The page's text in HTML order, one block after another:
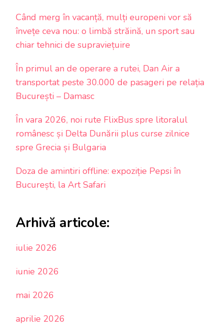
Când merg în vacanță, mulți europeni vor să
învețe ceva nou: o limbă străină, un sport sau
chiar tehnici de supraviețuire
În primul an de operare a rutei, Dan Air a
transportat peste 30.000 de pasageri pe relația
București – Damasc
În vara 2026, noi rute FlixBus spre litoralul
românesc și Delta Dunării plus curse zilnice
spre Grecia și Bulgaria
Doza de amintiri offline: expoziție Pepsi în
București, la Art Safari
Arhivă articole:
iulie 2026
iunie 2026
mai 2026
aprilie 2026